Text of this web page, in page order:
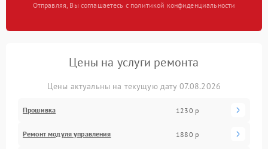
Отправляя, Вы соглашаетесь с политикой конфиденциальности
Цены на услуги ремонта
Цены актуальны на текущую дату 07.08.2026
Прошивка 1230 р
Ремонт модуля управления 1880 р